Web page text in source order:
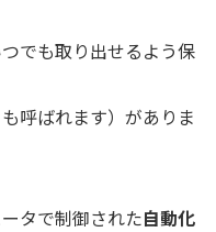
でも取り出せるよう保
も呼ばれます）がありま
タで制御された自動化